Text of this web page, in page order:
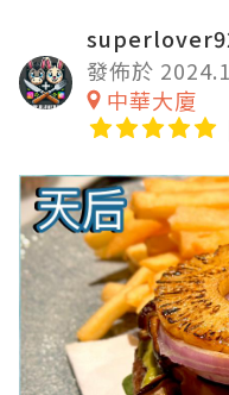
發佈於
中華大廈